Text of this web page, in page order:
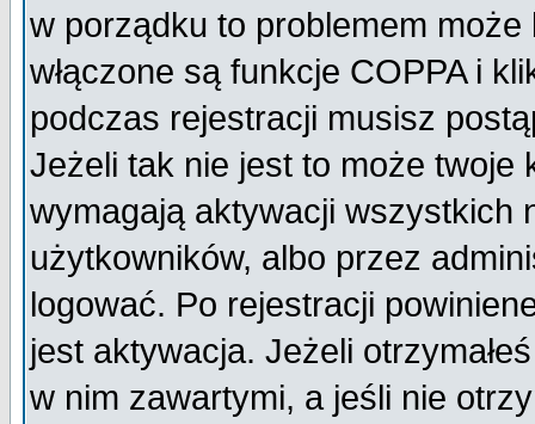
w porządku to problemem
włączone są funkcje COPPA i
podczas rejestracji musisz
Jeżeli tak nie jest to może twoje
wymagają aktywacji wszystkich
użytkowników, albo przez
logować. Po rejestracji
jest aktywacja. Jeżeli
w nim zawartymi, a jeśli nie